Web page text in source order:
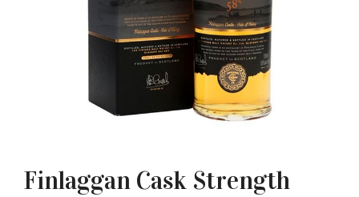
Finlaggan Cask Strength